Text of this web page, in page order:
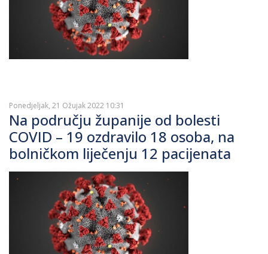
Ponedjeljak, 21 Ožujak 2022 10:31
Na području županije od bolesti
COVID – 19 ozdravilo 18 osoba, na
bolničkom liječenju 12 pacijenata